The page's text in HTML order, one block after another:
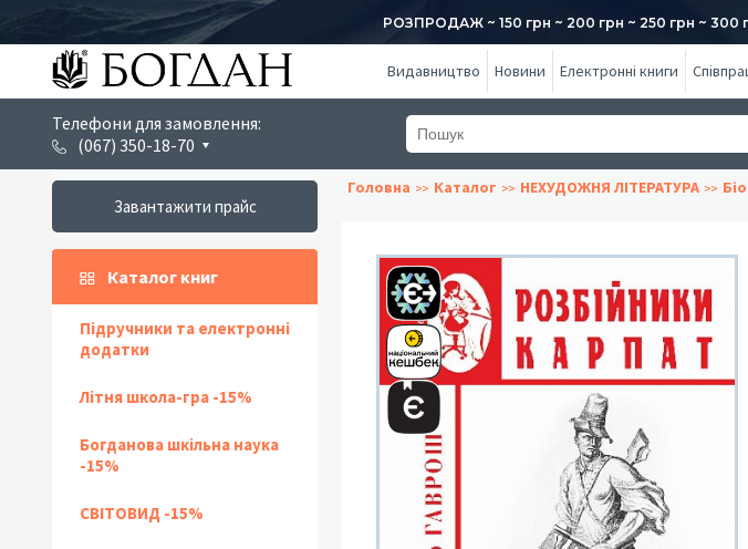
РОЗПРОДАЖ ~ 150 грн ~ 200 грн ~ 250 грн ~
Видавництво Новини Електронні книги
Телефони для замовлення:
(067) 350-18-70
Завантажити прайс
Каталог книг
Підручники та електронні
додатки
Літня школа-гра -15%
Богданова шкільна наука
-15%
СВІТОВИД -15%
Головна Каталог НЕХУДОЖНЯ ЛІТЕРАТУРА